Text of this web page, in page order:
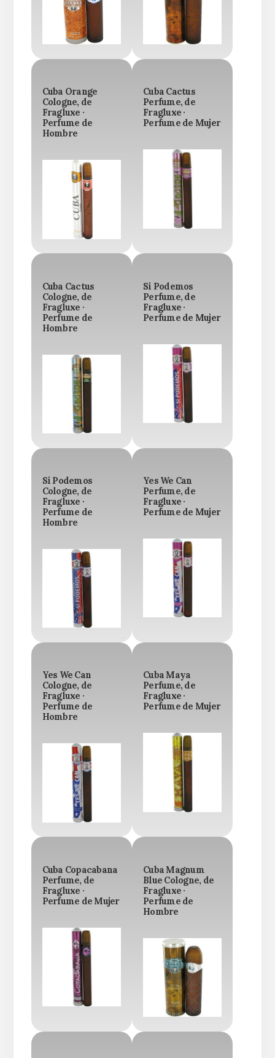
Cuba Orange
Cologne, de
Fragluxe ·
Perfume de
Hombre
Cuba Cactus
Perfume, de
Fragluxe ·
Perfume de Mujer
Cuba Cactus
Cologne, de
Fragluxe ·
Perfume de
Hombre
Si Podemos
Perfume, de
Fragluxe ·
Perfume de Mujer
Si Podemos
Cologne, de
Fragluxe ·
Perfume de
Hombre
Yes We Can
Perfume, de
Fragluxe ·
Perfume de Mujer
Yes We Can
Cologne, de
Fragluxe ·
Perfume de
Hombre
Cuba Maya
Perfume, de
Fragluxe ·
Perfume de Mujer
Cuba Copacabana
Perfume, de
Fragluxe ·
Perfume de Mujer
Cuba Magnum
Blue Cologne, de
Fragluxe ·
Perfume de
Hombre